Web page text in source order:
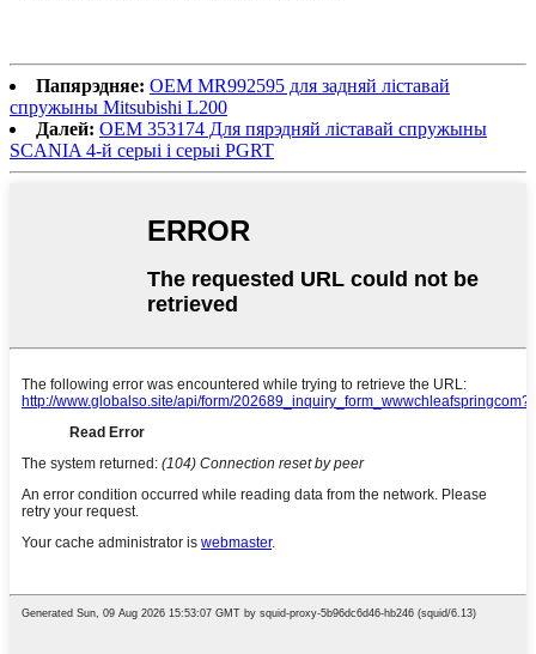
Папярэдняе: OEM MR992595 для задняй ліставай
спружыны Mitsubishi L200
Далей: OEM 353174 Для пярэдняй ліставай спружыны
SCANIA 4-й серыі і серыі PGRT